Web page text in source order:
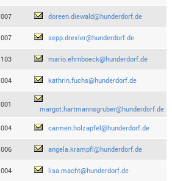
007 doreen.diewald@hunderdorf.de
007 sepp.drexler@hunderdorf.de
103 mario.ehrnboeck@hunderdorf.de
004 kathrin.fuchs@hunderdorf.de
001
margot.hartmannsgruber@hunderdorf.de
004 carmen.holzapfel@hunderdorf.de
006 angela.krampfl@hunderdorf.de
004 lisa.macht@hunderdorf.de